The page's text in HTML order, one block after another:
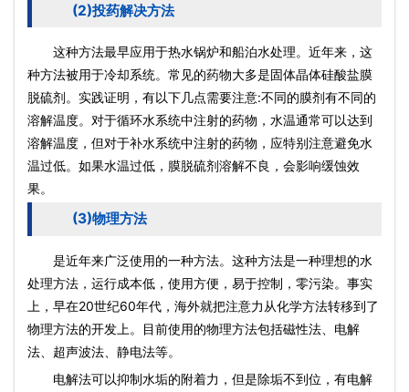
(2)投药解决方法
这种方法最早应用于热水锅炉和船泊水处理。近年来，这
种方法被用于冷却系统。常见的药物大多是固体晶体硅酸盐膜
脱硫剂。实践证明，有以下几点需要注意:不同的膜剂有不同的
溶解温度。对于循环水系统中注射的药物，水温通常可以达到
溶解温度，但对于补水系统中注射的药物，应特别注意避免水
温过低。如果水温过低，膜脱硫剂溶解不良，会影响缓蚀效
果。
(3)物理方法
是近年来广泛使用的一种方法。这种方法是一种理想的水
处理方法，运行成本低，使用方便，易于控制，零污染。事实
上，早在20世纪60年代，海外就把注意力从化学方法转移到了
物理方法的开发上。目前使用的物理方法包括磁性法、电解
法、超声波法、静电法等。
电解法可以抑制水垢的附着力，但是除垢不到位，有电解